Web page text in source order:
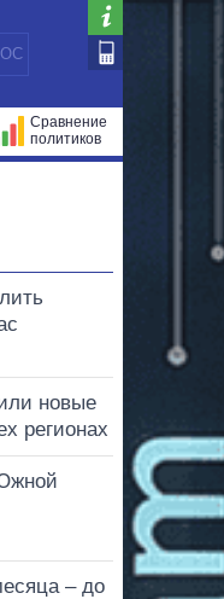
Сравнение
политиков
новые
регионах
– до